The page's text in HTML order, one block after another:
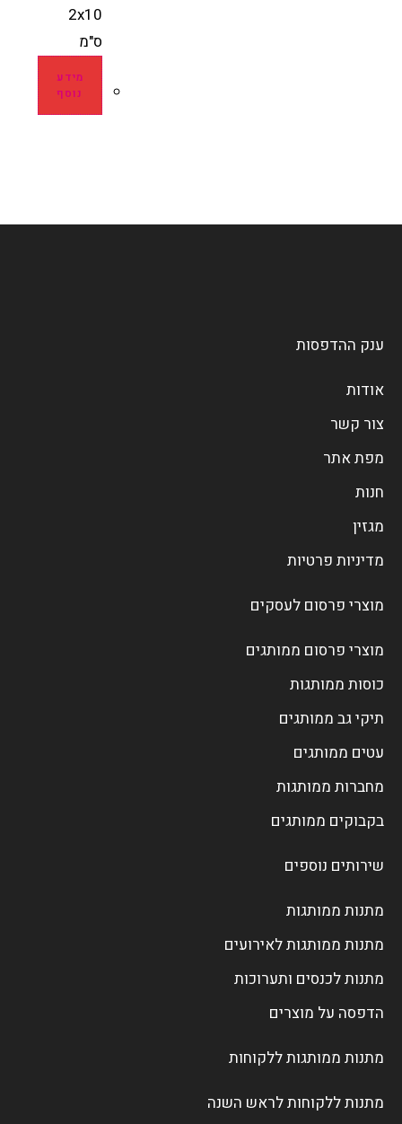
2x10
ס"מ
מידע
נוסף
ענק ההדפסות
אודות
צור קשר
מפת אתר
חנות
מגזין
מדיניות פרטיות
מוצרי פרסום לעסקים
מוצרי פרסום ממותגים
כוסות ממותגות
תיקי גב ממותגים
עטים ממותגים
מחברות ממותגות
בקבוקים ממותגים
שירותים נוספים
מתנות ממותגות
מתנות ממותגות לאירועים
מתנות לכנסים ותערוכות
הדפסה על מוצרים
מתנות ממותגות ללקוחות
מתנות ללקוחות לראש השנה